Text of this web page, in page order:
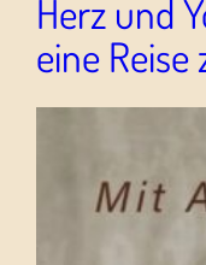
Herz und
eine